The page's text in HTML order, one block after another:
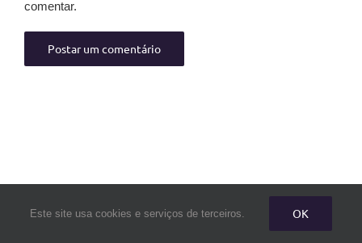
comentar.
Buscar
Este site usa cookies e serviços de terceiros. OK